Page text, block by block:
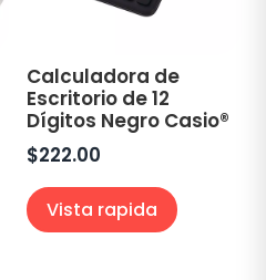
Calculadora de
Escritorio de 12
Dígitos Negro Casio®
$222.00
Vista rapida